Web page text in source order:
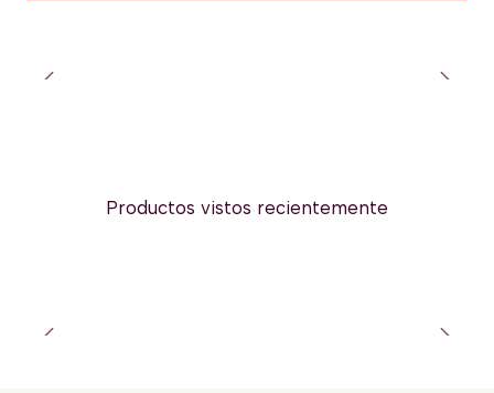
Productos vistos recientemente